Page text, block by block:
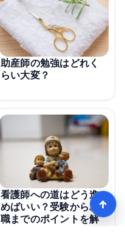
助産師の勉強はどれく
らい大変？
看護師への道はどう進
めばいい？受験から就
職までのポイントを解
↑